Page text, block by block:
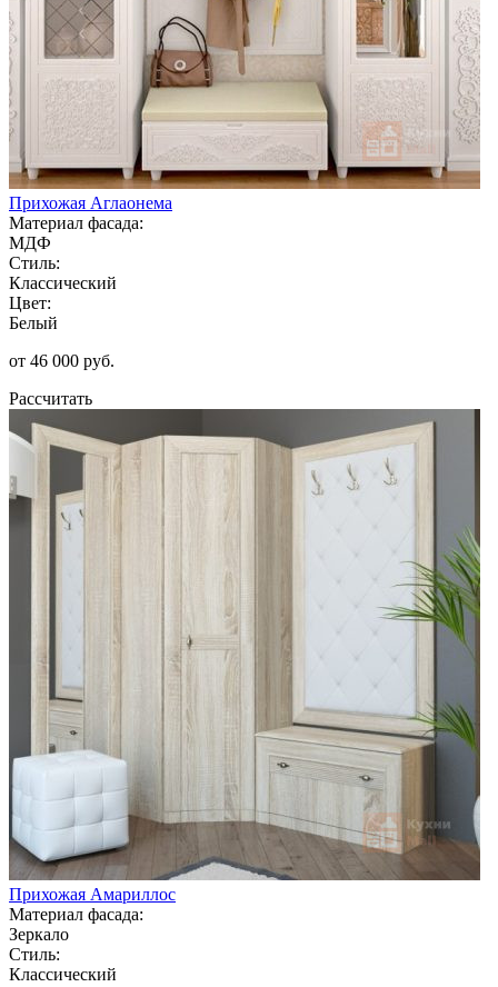
Прихожая Аглаонема
Материал фасада:
МДФ
Стиль:
Классический
Цвет:
Белый
от 46 000 руб.
Рассчитать
Прихожая Амариллос
Материал фасада:
Зеркало
Стиль:
Классический